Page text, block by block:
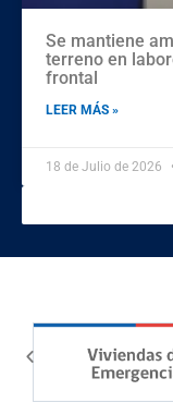
Se mantiene
terreno en
frontal
LEER MÁS »
18 de Julio de 2026